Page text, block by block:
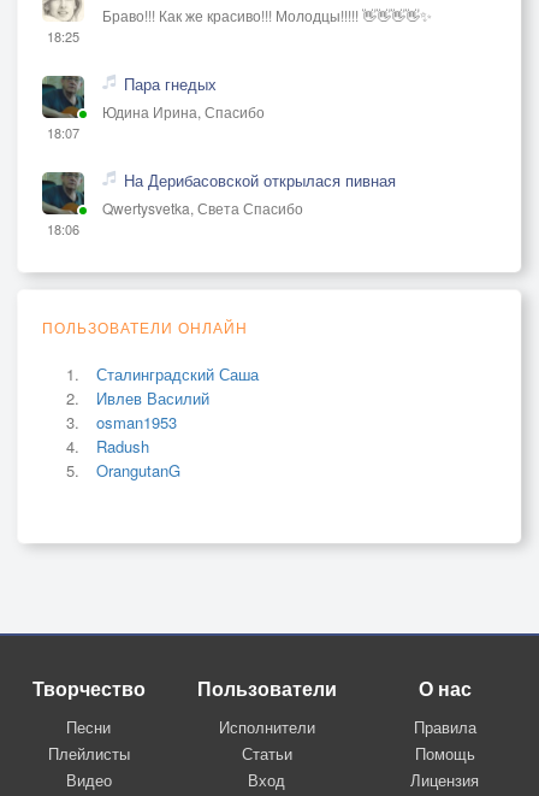
18:25
Браво!!! Как же красиво!!! Молодцы!!!!! 👋👋👋👋✨
18:07
Пара гнедых
Юдина Ирина, Спасибо
18:06
На Дерибасовской открылася пивная
Qwertysvetka, Света Спасибо
ПОЛЬЗОВАТЕЛИ ОНЛАЙН
Сталинградский Саша
Ивлев Василий
osman1953
Radush
OrangutanG
Творчество
Песни
Плейлисты
Видео
Пользователи
Исполнители
Статьи
Вход
О нас
Правила
Помощь
Лицензия